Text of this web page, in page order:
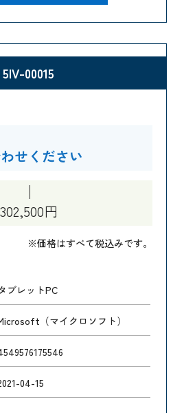
00015
せください
302,500円
※価格はすべて税込みです。
ブレットPC
（マイクロソフト）
04-15